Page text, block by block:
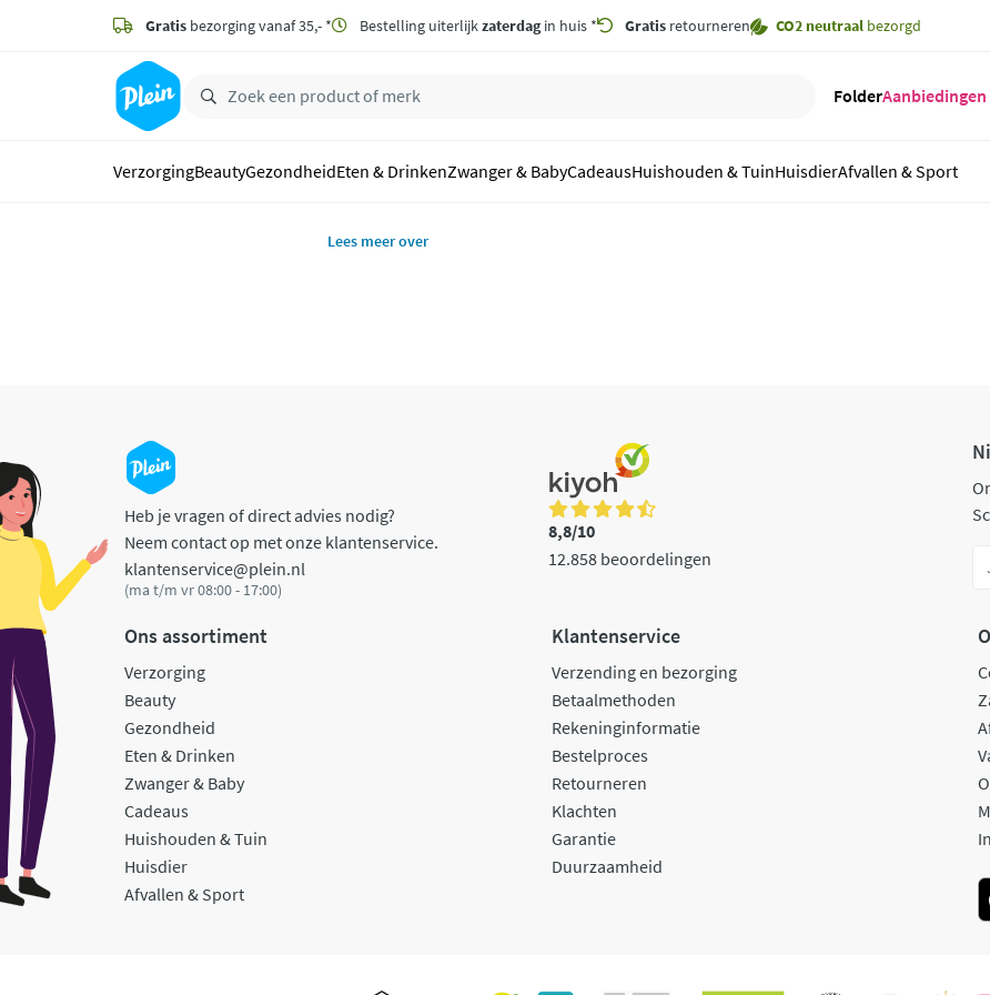
zoeken
hoofdinhoud
Gratis bezorging vanaf 35,- * Bestelling uiterlijkzaterdagin huis * Gratis retourneren CO2 neutraal bezorgd
FolderAanbiedingen
VerzorgingBeautyGezondheidEten & DrinkenZwanger & BabyCadeausHuishouden & TuinHuisdierAfvallen & Sport
Lees meer over
Heb je vragen of direct advies nodig?
Neem contact op met onze klantenservice.
klantenservice@plein.nl
(ma t/m vr 08:00 - 17:00)
8,8/10
12.858 beoordelingen
Ons assortiment
Verzorging
Beauty
Gezondheid
Eten & Drinken
Zwanger & Baby
Cadeaus
Huishouden & Tuin
Huisdier
Afvallen & Sport
Klantenservice
Verzending en bezorging
Betaalmethoden
Rekeninginformatie
Bestelproces
Retourneren
Klachten
Garantie
Duurzaamheid